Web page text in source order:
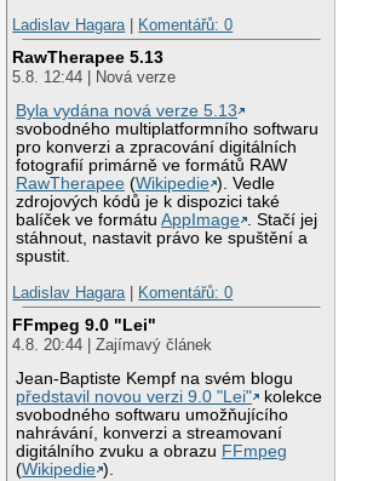
Ladislav Hagara| Komentářů: 0
RawTherapee 5.13
5.8. 12:44 | Nová verze
Byla vydána nová verze 5.13
svobodného multiplatformního softwaru
pro konverzi a zpracování digitálních
fotografií primárně ve formátů RAW
RawTherapee (Wikipedie ). Vedle
zdrojových kódů je k dispozici také
balíček ve formátuAppImage . Stačí jej
stáhnout, nastavit právo ke spuštění a
spustit.
Ladislav Hagara| Komentářů: 0
FFmpeg 9.0 "Lei"
4.8. 20:44 | Zajímavý článek
Jean-Baptiste Kempf na svém blogu
představil novou verzi 9.0 "Lei"
kolekce
svobodného softwaru umožňujícího
nahrávání, konverzi a streamovaní
digitálního zvuku a obrazu FFmpeg
(Wikipedie ).